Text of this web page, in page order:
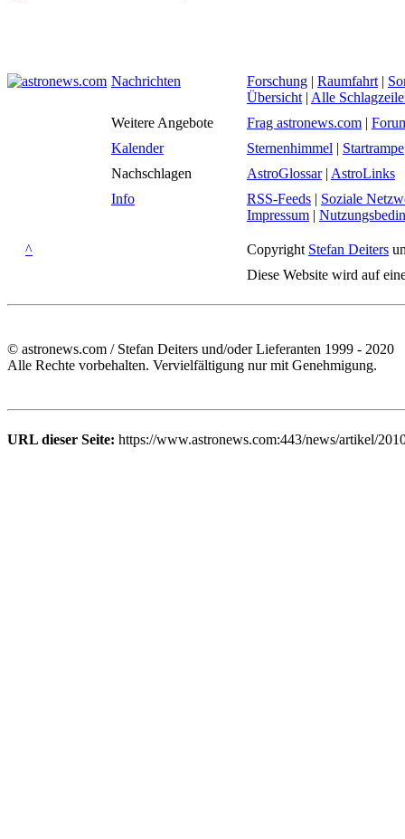
Nachrichten Forschung | Raumfahrt |
Übersicht | Alle
Weitere Angebote
Frag astronews.com |
Kalender
Sternenhimmel | Startrampe
Nachschlagen
AstroGlossar| AstroLinks
Info
RSS-Feeds | Soziale
Impressum |
^ Copyright Stefan Deiters
Diese Website wird auf
© astronews.com / Stefan Deiters und/oder Lieferanten 1999 - 2020
Alle Rechte vorbehalten. Vervielfältigung nur mit Genehmigung.
URL dieser Seite: https://www.astronews.com:443/news/artikel/